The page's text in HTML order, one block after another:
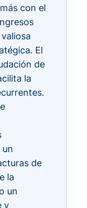
con el
El
de
la
un
de
la
un
y